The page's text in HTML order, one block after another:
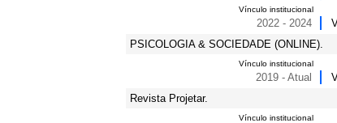
Vínculo institucional
2022 - 2024
PSICOLOGIA & SOCIEDADE (ONLINE).
Vínculo institucional
2019 - Atual
Revista Projetar.
Vínculo institucional